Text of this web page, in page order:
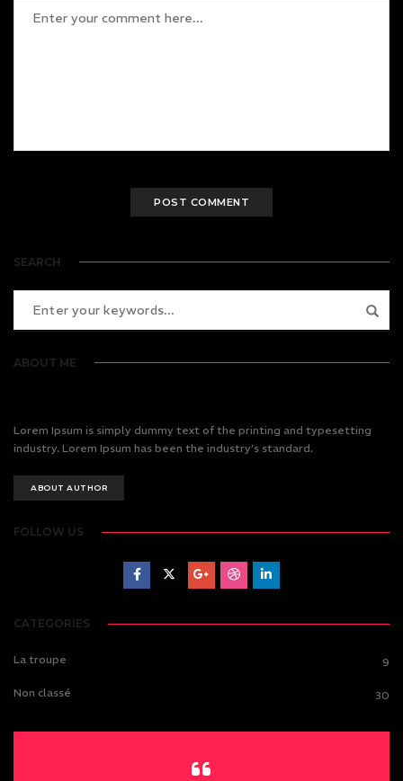
SEARCH
ABOUT ME
Lorem Ipsum is simply dummy text of the printing and typesetting
industry. Lorem Ipsum has been the industry’s standard.
ABOUT AUTHOR
FOLLOW US
CATEGORIES
La troupe 9
Non classé 30